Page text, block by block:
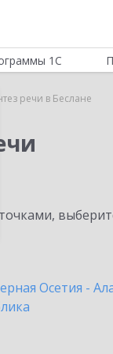
1С
речи в Беслане
Осетия -